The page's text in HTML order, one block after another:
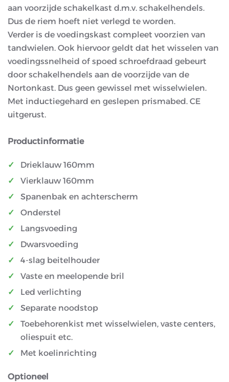
aan voorzijde schakelkast d.m.v. schakelhendels.
Dus de riem hoeft niet verlegd te worden.
Verder is de voedingskast compleet voorzien van
tandwielen. Ook hiervoor geldt dat het wisselen van
voedingssnelheid of spoed schroefdraad gebeurt
door schakelhendels aan de voorzijde van de
Nortonkast. Dus geen gewissel met wisselwielen.
Met inductiegehard en geslepen prismabed. CE
uitgerust.
Productinformatie
Drieklauw 160mm
Vierklauw 160mm
Spanenbak en achterscherm
Onderstel
Langsvoeding
Dwarsvoeding
4-slag beitelhouder
Vaste en meelopende bril
Led verlichting
Separate noodstop
Toebehorenkist met wisselwielen, vaste centers,
oliespuit etc.
Met koelinrichting
Optioneel